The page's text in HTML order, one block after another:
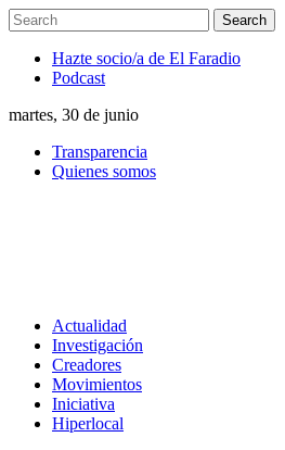
Hazte socio/a de El Faradio
Podcast
martes, 30 de junio
Transparencia
Quienes somos
Actualidad
Investigación
Creadores
Movimientos
Iniciativa
Hiperlocal